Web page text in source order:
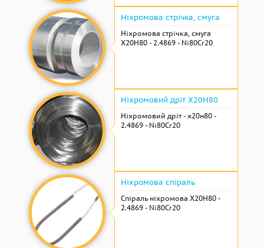
Ніхромова стрічка, смуга
Ніхромова стрічка, смуга
Х20Н80 - 2.4869 - Ni80Cr20
Ніхромовий дріт Х20Н80
Ніхромовий дріт - х20н80 -
2.4869 - Ni80Cr20
Ніхромова спіраль
Спіраль ніхромова Х20Н80 -
2.4869 - Ni80Cr20